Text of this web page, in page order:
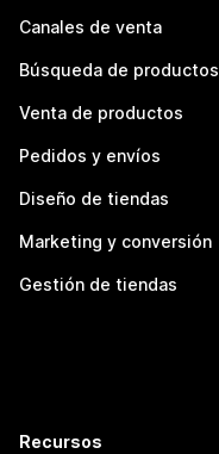
Canales de venta
Búsqueda de productos
Venta de productos
Pedidos y envíos
Diseño de tiendas
Marketing y conversión
Gestión de tiendas
Recursos